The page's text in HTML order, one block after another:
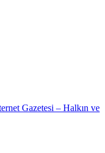
Gazetesi – Halkın ve